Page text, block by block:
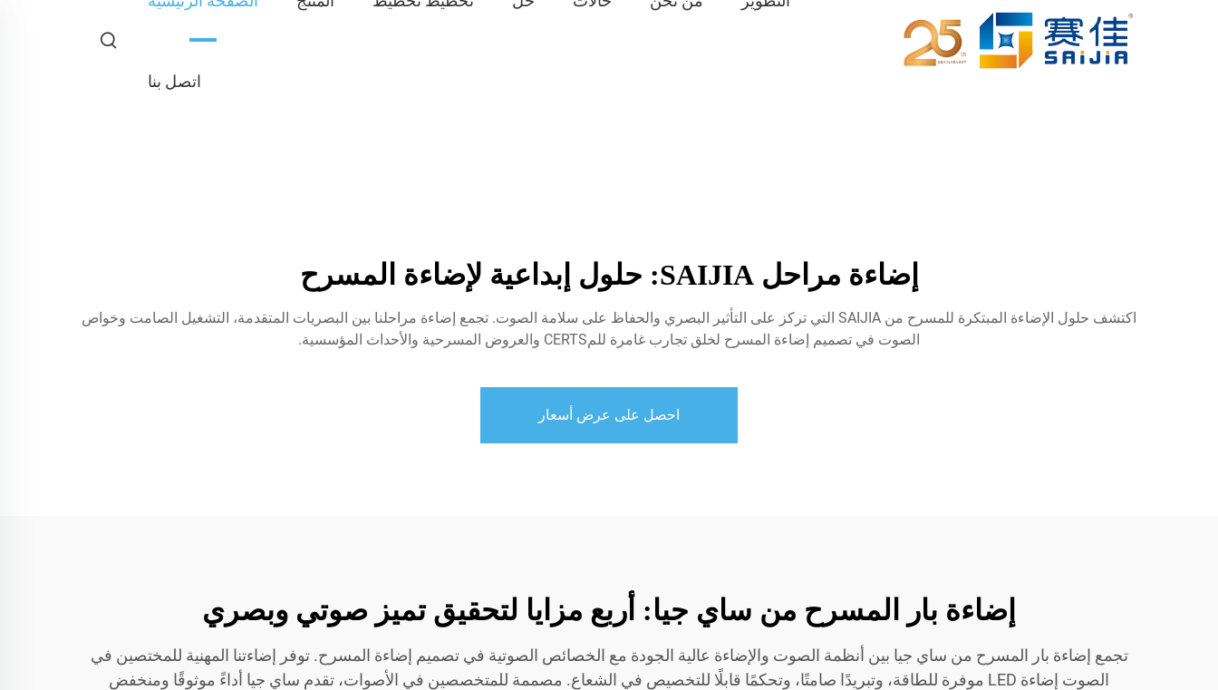
اتصل بنا
إضاءة مراحل SAIJIA: حلول إبداعية لإضاءة المسرح
اكتشف حلول الإضاءة المبتكرة للمسرح من SAIJIA التي تركز على التأثير البصري والحفاظ على سلامة الصوت. تجمع إضاءة مراحلنا بين البصريات المتقدمة، التشغيل الصامت وخواص
الصوت في تصميم إضاءة المسرح لخلق تجارب غامرة للمCERTS والعروض المسرحية والأحداث المؤسسية.
احصل على عرض أسعار
إضاءة بار المسرح من ساي جيا: أربع مزايا لتحقيق تميز صوتي وبصري
تجمع إضاءة بار المسرح من ساي جيا بين أنظمة الصوت والإضاءة عالية الجودة مع الخصائص الصوتية في تصميم إضاءة المسرح. توفر إضاءتنا المهنية للمختصين في
الصوت إضاءة LED موفرة للطاقة، وتبريدًا صامتًا، وتحكمًا قابلًا للتخصيص في الشعاع. مصممة للمتخصصين في الأصوات، تقدم ساي جيا أداءً موثوقًا ومنخفض